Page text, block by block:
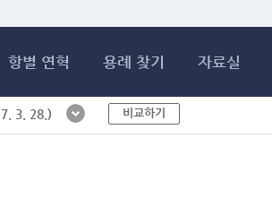
항별 연혁 용례 찾기 자료실
3. 28.) 비교하기